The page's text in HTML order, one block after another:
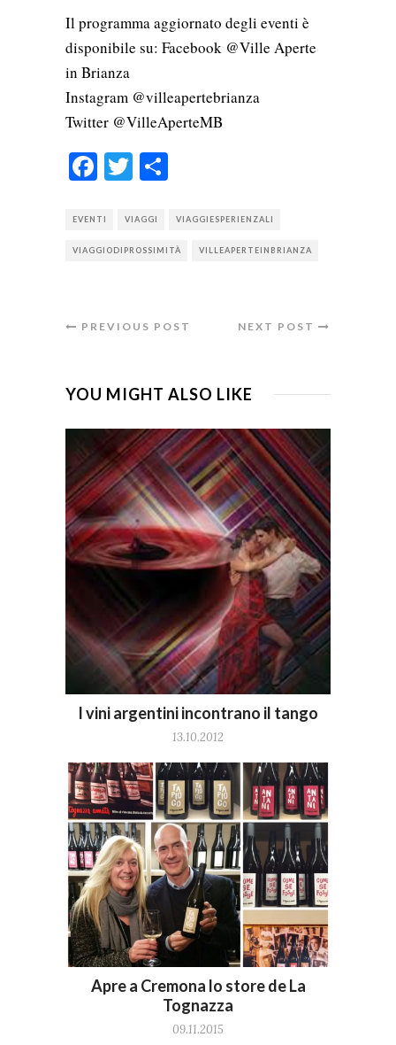
Il programma aggiornato degli eventi è
disponibile su: Facebook @Ville Aperte
in Brianza
Instagram @villeapertebrianza
Twitter @VilleAperteMB
Facebook
Twitter
EVENTI VIAGGI VIAGGIESPERIENZALI
VIAGGIODIPROSSIMITÀ VILLEAPERTEINBRIANZA
PREVIOUS POST NEXT POST
YOU MIGHT ALSO LIKE
I vini argentini incontrano il tango
13.10.2012
Apre a Cremona lo store de La
Tognazza
09.11.2015